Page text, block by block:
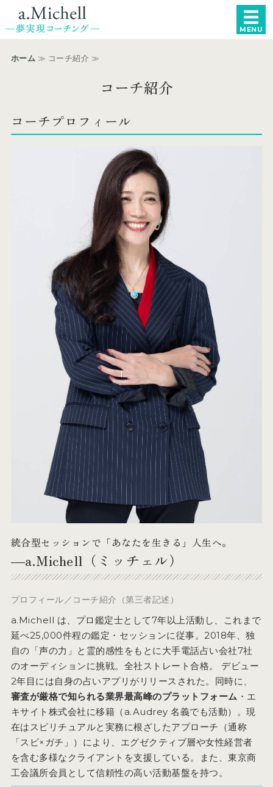
a.Michell −統合型コー
MENU
ホーム
女性起業家・個人事業主向け
エグゼクティブ向け
申し込み・お問い合わせ
ホーム ≫ コーチ紹介 ≫
コーチ紹介
コーチプロフィール
統合型セッションで「あなたを生きる」人生へ。
―a.Michell（ミッチェル）
プロフィール／コーチ紹介（第三者記述）
a.Michell は、プロ鑑定士として7年以上活動し、これまで
延べ25,000件程の鑑定・セッションに従事。2018年、独
自の「声の力」と霊的感性をもとに大手電話占い会社7社
のオーディションに挑戦。全社ストレート合格。 デビュー
2年目には自身の占いアプリがリリースされた。同時に、
審査が厳格で知られる業界最高峰のプラットフォーム ・エ
キサイト株式会社に移籍（a.Audrey 名義でも活動）。現
在はスピリチュアルと実務に根ざしたアプローチ（通称
「スピ×ガチ」）により、エグゼクティブ層や女性経営者
を含む多様なクライアントを支援している。また、東京商
工会議所会員として信頼性の高い活動基盤を持つ。